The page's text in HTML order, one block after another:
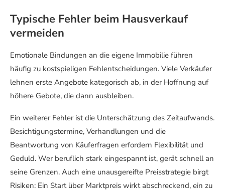
Typische Fehler beim Hausverkauf
vermeiden
Emotionale Bindungen an die eigene Immobilie führen
häufig zu kostspieligen Fehlentscheidungen. Viele Verkäufer
lehnen erste Angebote kategorisch ab, in der Hoffnung auf
höhere Gebote, die dann ausbleiben.
Ein weiterer Fehler ist die Unterschätzung des Zeitaufwands.
Besichtigungstermine, Verhandlungen und die
Beantwortung von Käuferfragen erfordern Flexibilität und
Geduld. Wer beruflich stark eingespannt ist, gerät schnell an
seine Grenzen. Auch eine unausgereifte Preisstrategie birgt
Risiken: Ein Start über Marktpreis wirkt abschreckend, ein zu